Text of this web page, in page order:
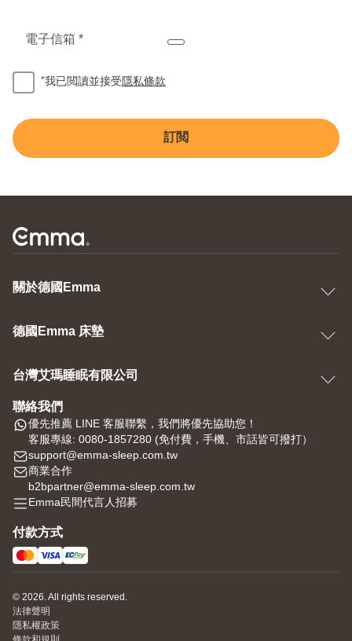
電子信箱 *
*我已閲讀並接受 隱私條款
訂閲
關於德國Emma
德國Emma 床墊
台灣艾瑪睡眠有限公司
聯絡我們
優先推薦 LINE 客服聯繫，我們將優先協助您！
客服專線: 0080-1857280 (免付費，手機、市話皆可撥打）
support@emma-sleep.com.tw
商業合作
b2bpartner@emma-sleep.com.tw
Emma民間代言人招募
付款方式
© 2026. All rights reserved.
法律聲明
隱私權政策